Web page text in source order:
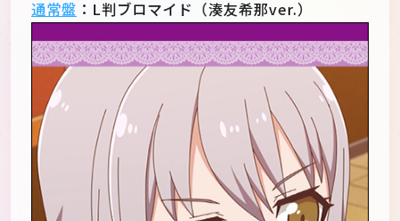
通常盤 ：L判ブロマイド（湊友希那ver.）